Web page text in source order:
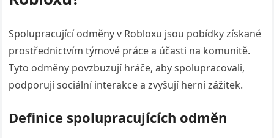
Spolupracující odměny v Robloxu jsou pobídky získané
prostřednictvím týmové práce a účasti na komunitě.
Tyto odměny povzbuzují hráče, aby spolupracovali,
podporují sociální interakce a zvyšují herní zážitek.
Definice spolupracujících odměn